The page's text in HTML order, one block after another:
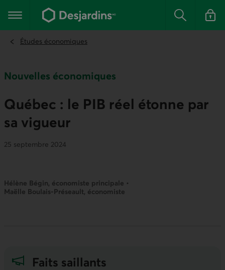
contenu
Menu principal Rechercher
Se
Études économiques
Nouvelles économiques
Québec : le PIB réel étonne par
sa vigueur
25 septembre 2024
Hélène Bégin, économiste principale •
Maëlle Boulais-Préseault, économiste
Faits saillants